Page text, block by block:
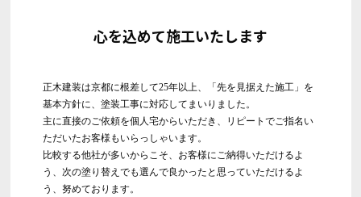
心を込めて施工いたします
正木建装は京都に根差して25年以上、「先を見据えた施工」を
基本方針に、塗装工事に対応してまいりました。
主に直接のご依頼を個人宅からいただき、リピートでご指名い
ただいたお客様もいらっしゃいます。
比較する他社が多いからこそ、お客様にご納得いただけるよ
う、次の塗り替えでも選んで良かったと思っていただけるよ
う、努めております。